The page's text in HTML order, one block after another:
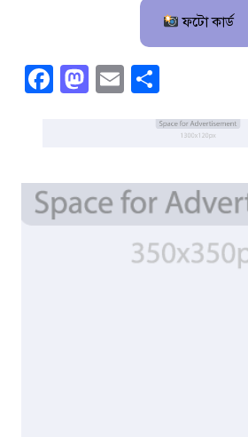
ফটো কার্ড
Facebook
Mastodon
Email